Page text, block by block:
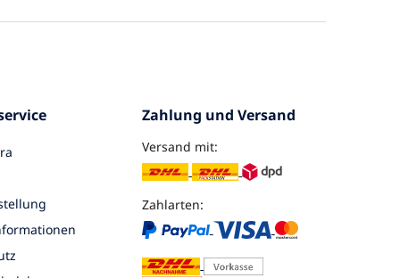
Zahlung und Versand
Versand mit:
Zahlarten: